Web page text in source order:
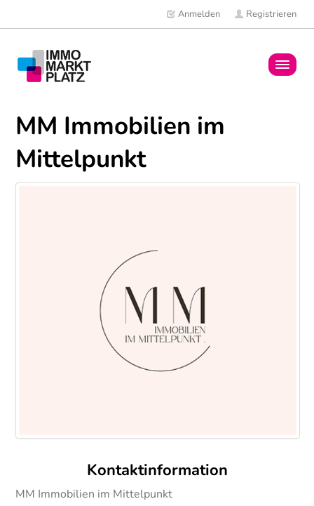
Anmelden Registrieren
Mitglieder
MM Immobilien im
Mittelpunkt
Kontaktinformation
MM Immobilien im Mittelpunkt